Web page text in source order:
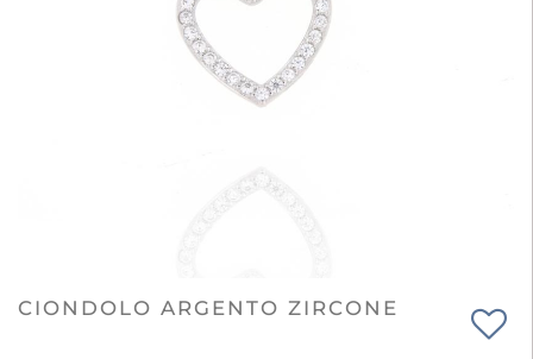
CIONDOLO ARGENTO ZIRCONE